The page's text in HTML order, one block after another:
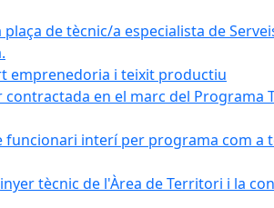
de tècnic/a especialista de
emprenedoria i teixit productiu
en el marc del Programa
funcionari interí per programa com
tècnic de l'Àrea de Territori i la